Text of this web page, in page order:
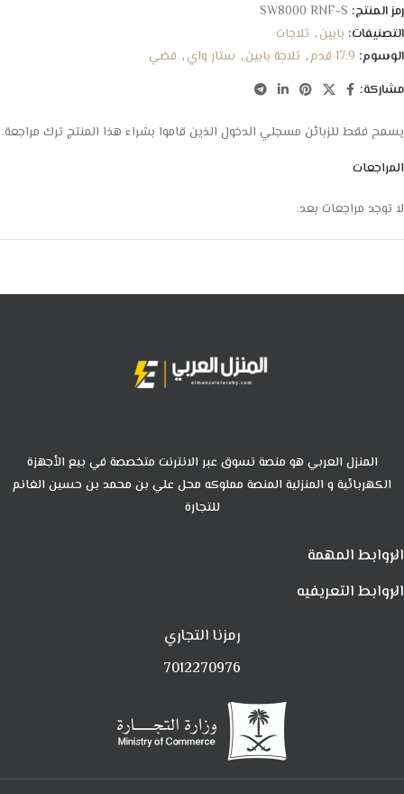
رمز المنتج: SW8000 RNF-S
التصنيفات: بابين, ثلاجات
الوسوم: 17.9 قدم , ثلاجة بابين, ستار واي, فضي
مشاركة:
المراجعات
لا توجد مراجعات بعد.
يسمح فقط للزبائن مسجلي الدخول الذين قاموا بشراء هذا المنتج ترك مراجعة.
المنزل العربي هو منصة تسوق عبر الانترنت متخصصة في بيع الأجهزة
الكهربائية و المنزلية المنصة مملوكه محل علي بن محمد بن حسين الغانم
للتجارة
الروابط المهمة
الروابط التعريفيه
رمزنا التجاري
7012270976